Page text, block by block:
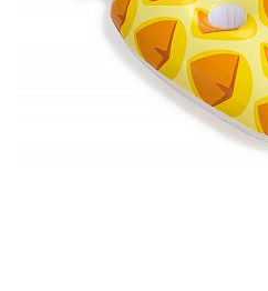
насосы